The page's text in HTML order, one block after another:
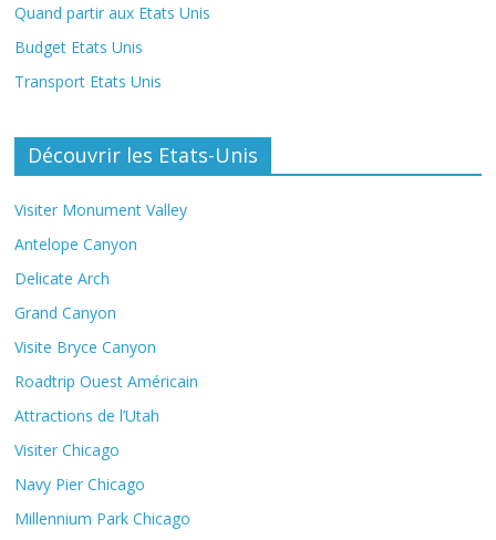
Quand partir aux Etats Unis
Budget Etats Unis
Transport Etats Unis
Découvrir les Etats-Unis
Visiter Monument Valley
Antelope Canyon
Delicate Arch
Grand Canyon
Visite Bryce Canyon
Roadtrip Ouest Américain
Attractions de l’Utah
Visiter Chicago
Navy Pier Chicago
Millennium Park Chicago